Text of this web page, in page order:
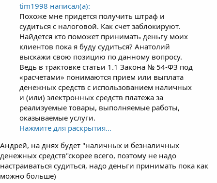
tim1998 написал(а):
Похоже мне придется получить штраф и
судиться с налоговой. Как счет заблокируют.
Найдется кто поможет принимать деньгу моих
клиентов пока я буду судиться? Анатолий
выскажи свою позицию по данному вопросу.
Ведь в трактовке статьи 1.1 Закона № 54-ФЗ под
«расчетами» понимаются прием или выплата
денежных средств с использованием наличных
и (или) электронных средств платежа за
реализуемые товары, выполняемые работы,
оказываемые услуги.
Нажмите для раскрытия...
Андрей, на днях будет "наличных и безналичных
денежных средств"скорее всего, поэтому не надо
настраиваться судиться, надо деньги принимать пока как
можно больше)